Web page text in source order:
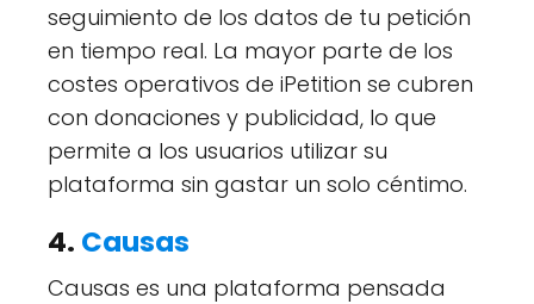
seguimiento de los datos de tu petición
en tiempo real. La mayor parte de los
costes operativos de iPetition se cubren
con donaciones y publicidad, lo que
permite a los usuarios utilizar su
plataforma sin gastar un solo céntimo.
4. Causas
Causas es una plataforma pensada